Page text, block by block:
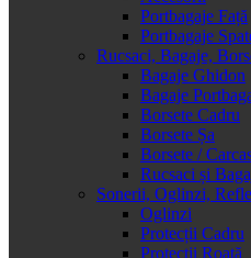
Portbagaje Față
Portbagaje
Rucsaci, Bagaje,
Bagaje Ghidon
Bagaje
Borsete Cadru
Borsete Șa
Borsete /
Rucsaci și
Sonerii, Oglinzi,
Oglinzi
Protecții Cadru
Protecții Roată